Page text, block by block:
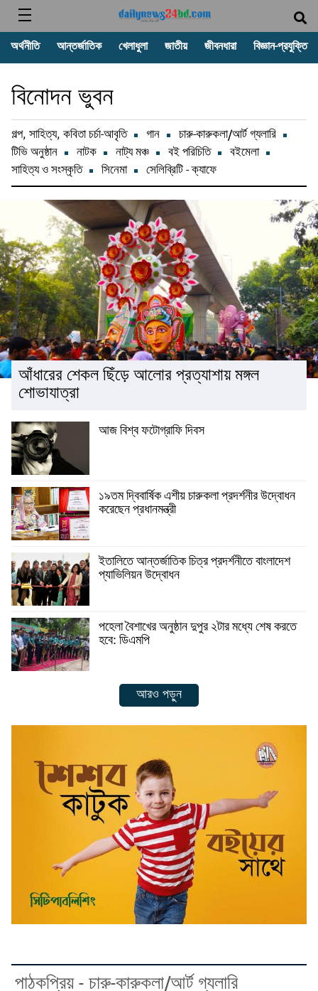
অর্থনীতি আন্তর্জাতিক খেলাধুলা জাতীয় জীবনধারা বিজ্ঞান-প্রযুক্তি
বিনোদন ভুবন
গল্প, সাহিত্য, কবিতা চর্চা-আবৃতি গান
চারু-কারুকলা/আর্ট গ্যলারি
টিভি অনুষ্ঠান
নাটক নাট্য মঞ্চ বই পরিচিতি
বইমেলা
সাহিত্য ও সংস্কৃতি
সিনেমা সেলিব্রিটি - ক্যাফে
আঁধারের শেকল ছিঁড়ে আলোর প্রত্যাশায় মঙ্গল
শোভাযাত্রা
আজ বিশ্ব ফটোগ্রাফি দিবস
১৯তম দ্বিবার্ষিক এশীয় চারুকলা প্রদর্শনীর উদ্বোধন
করেছেন প্রধানমন্ত্রী
ইতালিতে আন্তর্জাতিক চিত্র প্রদর্শনীতে বাংলাদেশ
প্যাভিলিয়ন উদ্বোধন
পহেলা বৈশাখের অনুষ্ঠান দুপুর ২টার মধ্যে শেষ করতে
হবে: ডিএমপি
আরও পড়ুন